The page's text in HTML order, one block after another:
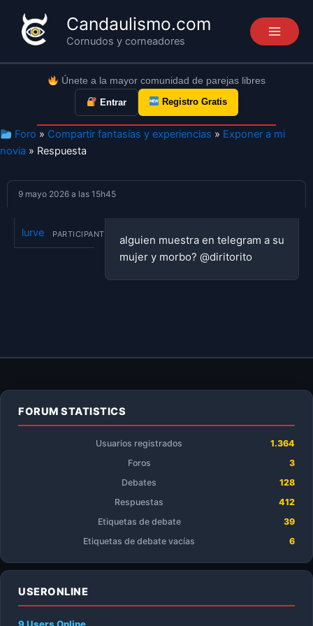
contenido
Candaulismo.com
Cornudos y corneadores
Únete a la mayor comunidad de parejas libres
Entrar Registro Gratis
Foro » Compartir fantasías y experiencias » Exponer a mi
novia » Respuesta
9 mayo 2026 a las 15h45
lurve PARTICIPANTE
alguien muestra en telegram a su
mujer y morbo? @diritorito
FORUM STATISTICS
Usuarios registrados
1.364
Foros
3
Debates
128
Respuestas
412
Etiquetas de debate
39
Etiquetas de debate vacías
6
USERONLINE